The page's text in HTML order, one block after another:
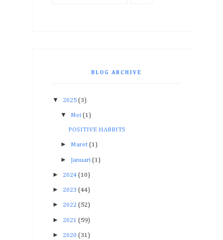
BLOG ARCHIVE
▼ 2025 (3)
▼ Mei (1)
POSITIVE HABBITS
► Maret (1)
► Januari (1)
► 2024 (10)
► 2023 (44)
► 2022 (52)
► 2021 (59)
► 2020 (31)